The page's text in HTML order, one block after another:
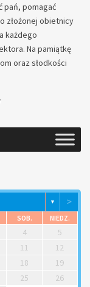
pań, pomagać
złożonej obietnicy
każdego
Na pamiątkę
oraz słodkości
▼ >
SOB. NIEDZ.
4
5
11
12
18
19
25
26